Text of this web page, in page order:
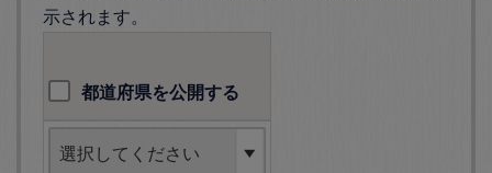
示されます。
都道府県を公開する